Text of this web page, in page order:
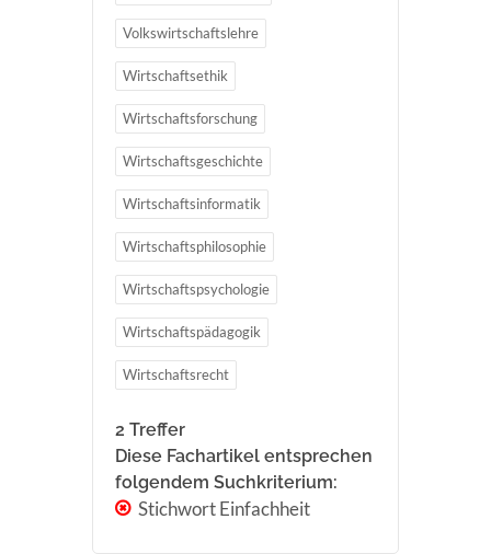
Volkswirtschaftslehre
Wirtschaftsethik
Wirtschaftsforschung
Wirtschaftsgeschichte
Wirtschaftsinformatik
Wirtschaftsphilosophie
Wirtschaftspsychologie
Wirtschaftspädagogik
Wirtschaftsrecht
2 Treffer
Diese Fachartikel entsprechen
folgendem Suchkriterium:
Stichwort Einfachheit